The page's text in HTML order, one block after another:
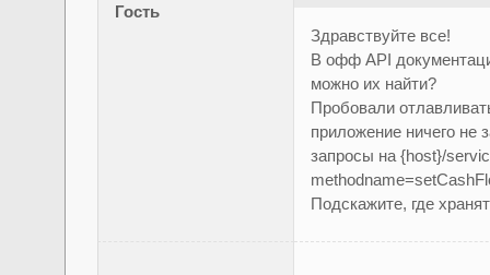
Гость
Здравствуйте все!
В офф API
можно их найти?
Пробовали
приложение ничего не
запросы на {host}/
Подскажите, где